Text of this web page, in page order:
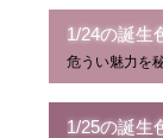
1/24の誕生
危うい魅力を
1/25の誕生